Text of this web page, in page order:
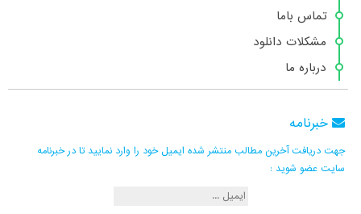
تماس باما
مشکلات دانلود
درباره ما
خبرنامه
جهت دریافت آخرین مطالب منتشر شده ایمیل خود را وارد نمایید تا در خبرنامه
سایت عضو شوید :